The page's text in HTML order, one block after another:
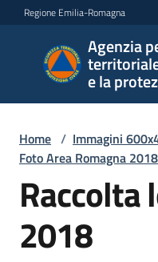
Vai al contenuto
Vai alla navigazione
Vai al footer
Regione Emilia-Romagna
Agenzia
e la
Agenzia
per la
sicurezza
e la
protezione
Argomenti
Home / Immagini
Foto Area Romagna 2018
Raccolta
2018